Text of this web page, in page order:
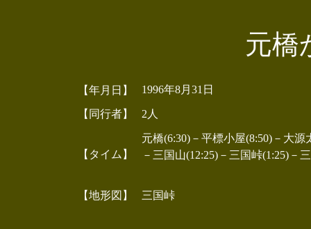
元橋
【年月日】 1996年8月31日
【同行者】 2人
【タイム】
元橋(6:30)－平標小屋(8:50)－大源
－三国山(12:25)－三国峠(1:25)－
【地形図】 三国峠